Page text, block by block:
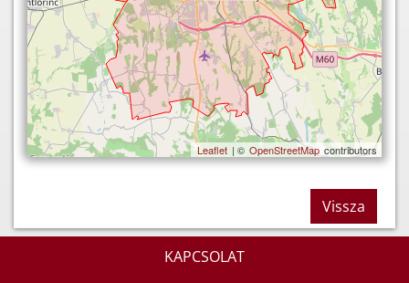
Leaflet | © OpenStreetMap contributors
Vissza
KAPCSOLAT